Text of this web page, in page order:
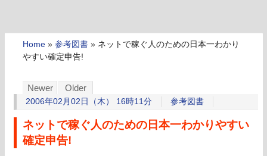
Home » 参考図書 » ネットで稼ぐ人のための日本一わかり
やすい確定申告!
Newer Older
2006年02月02日（木） 16時11分 参考図書
ネットで稼ぐ人のための日本一わかりやすい
確定申告!